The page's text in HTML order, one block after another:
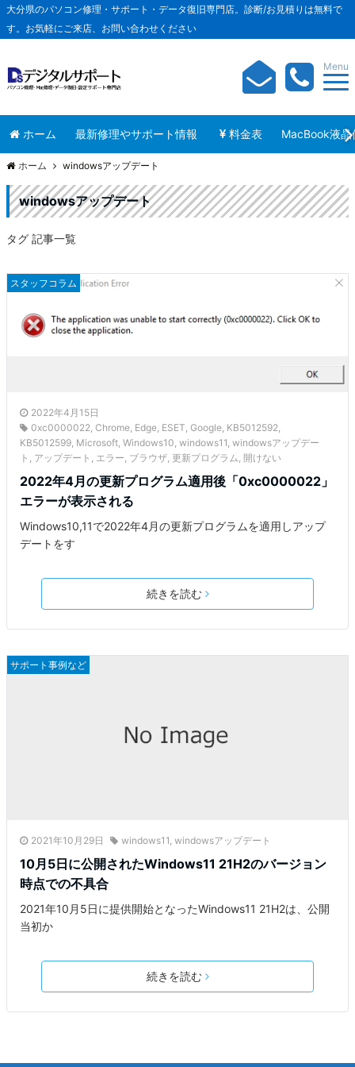
大分県のパソコン修理・サポート・データ復旧専門店。診断/お見積りは無料で
す。お気軽にご来店、お問い合わせください
Menu
ホーム 最新修理やサポート情報 料金表 MacBook液晶
ホーム windowsアップデート
windowsアップデート
タグ 記事一覧
スタッフコラム
2022年4月15日
0xc0000022 Chrome Edge ESET Google KB5012592
KB5012599 Microsoft Windows10 windows11 windowsアップデー
ト
アップデート エラー ブラウザ 更新プログラム 開けない
2022年4月の更新プログラム適用後「0xc0000022」
エラーが表示される
Windows10,11で2022年4月の更新プログラムを適用しアップ
デートをす
続きを読む
サポート事例など
2021年10月29日 windows11 windowsアップデート
10月5日に公開されたWindows11 21H2のバージョン
時点での不具合
2021年10月5日に提供開始となったWindows11 21H2は、公開
当初か
続きを読む